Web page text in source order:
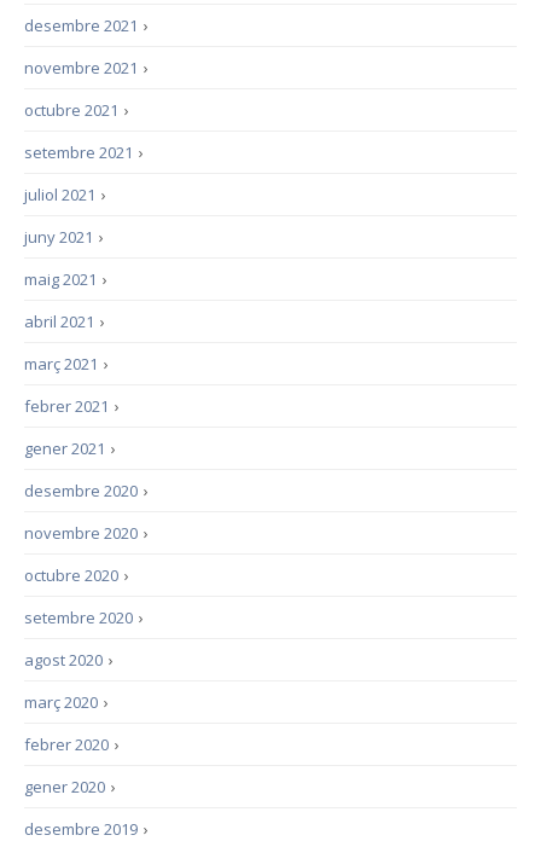
›
desembre 2021
›
novembre 2021
›
octubre 2021
›
setembre 2021
›
juliol 2021
›
juny 2021
›
maig 2021
›
abril 2021
›
març 2021
›
febrer 2021
›
gener 2021
›
desembre 2020
›
novembre 2020
›
octubre 2020
›
setembre 2020
›
agost 2020
›
març 2020
›
febrer 2020
›
gener 2020
›
desembre 2019